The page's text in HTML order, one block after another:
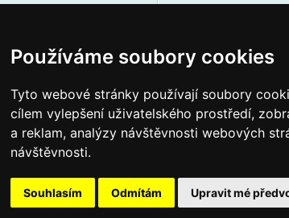
Používáme soubory cookies
Tyto webové stránky používají soubory
cílem vylepšení uživatelského prostředí,
a reklam, analýzy návštěvnosti webových
návštěvnosti.
Souhlasím Odmítám Upravit mé
(více informací
Elektronická
posta@msmt.gov.cz